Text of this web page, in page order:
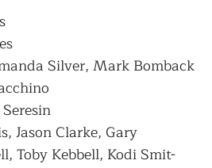
Silver, Mark Bomback
Jason Clarke, Gary
Toby Kebbell, Kodi Smit-